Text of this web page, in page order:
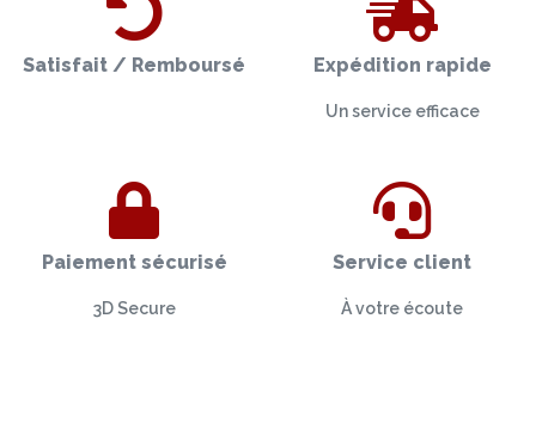
Satisfait / Remboursé Expédition rapide
Un service efficace
Paiement sécurisé
3D Secure
Service client
À votre écoute